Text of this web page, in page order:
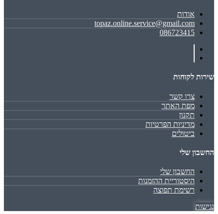
אודות
topaz.online.service@gmail.com
086723415
שירות לקוחות
צרו קשר
מפת האתר
תקנון
מדיניות הפרטיות
ביטולים
החשבון שלי
החשבון שלי
היסטוריית ההזמנות
רשימת תפוצה
נגישות